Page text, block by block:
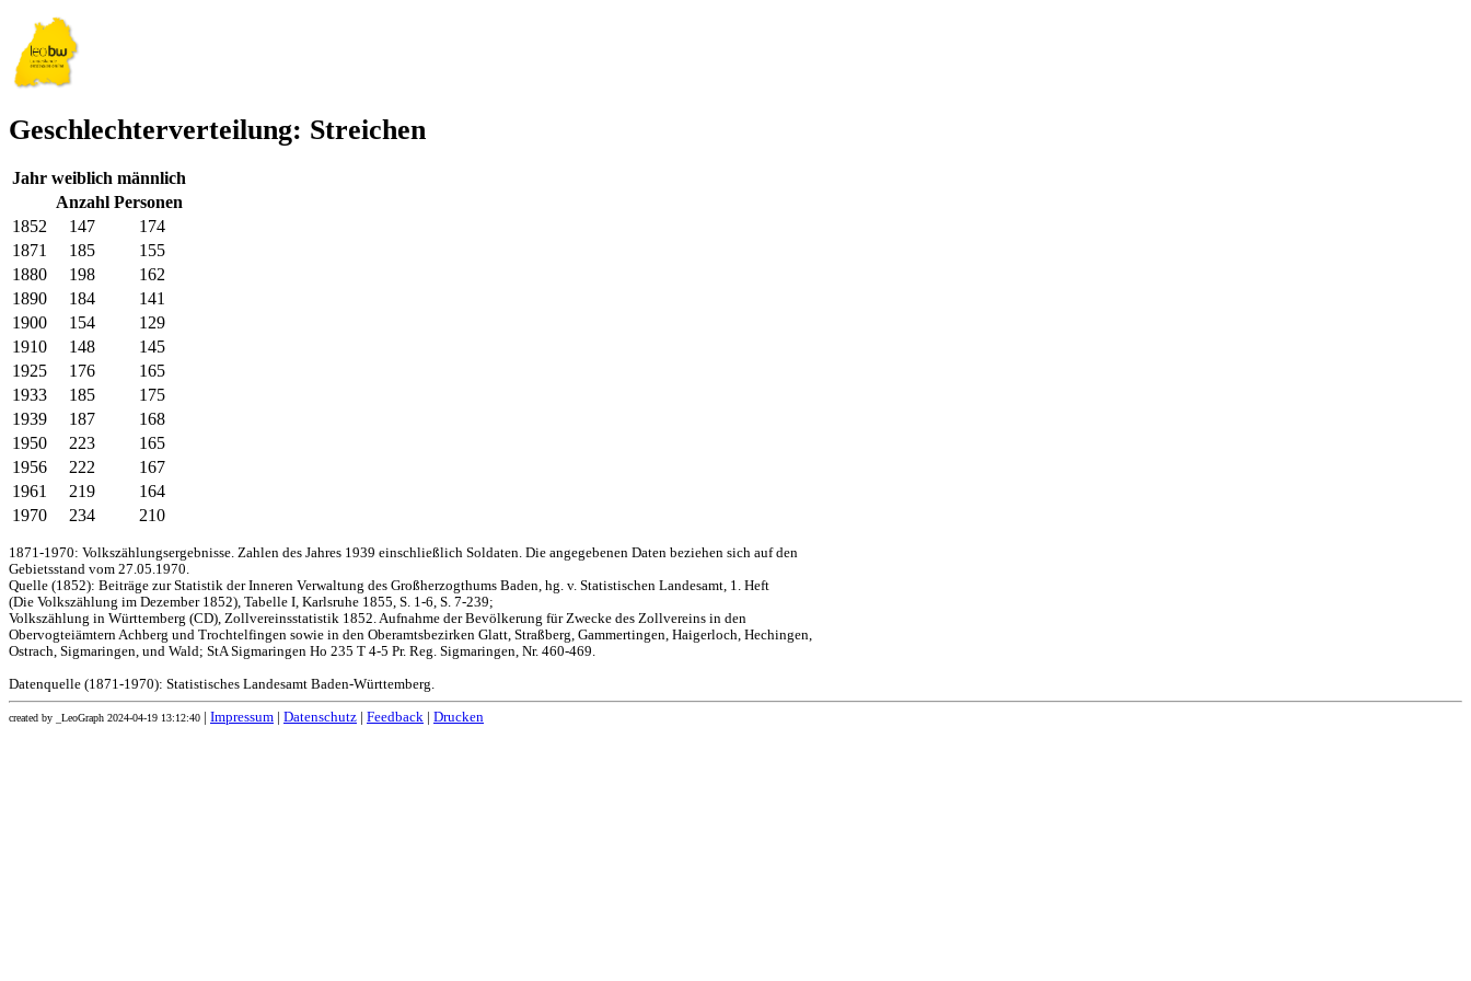
Geschlechterverteilung: Streichen
Jahr weiblich männlich
Anzahl Personen
1852
147
174
1871
185
155
1880
198
162
1890
184
141
1900
154
129
1910
148
145
1925
176
165
1933
185
175
1939
187
168
1950
223
165
1956
222
167
1961
219
164
1970
234 210
1871-1970: Volkszählungsergebnisse. Zahlen des Jahres 1939 einschließlich Soldaten. Die angegebenen Daten beziehen sich auf den
Gebietsstand vom 27.05.1970.
Quelle (1852): Beiträge zur Statistik der Inneren Verwaltung des Großherzogthums Baden, hg. v. Statistischen Landesamt, 1. Heft
(Die Volkszählung im Dezember 1852), Tabelle I, Karlsruhe 1855, S. 1-6, S. 7-239;
Volkszählung in Württemberg (CD), Zollvereinsstatistik 1852. Aufnahme der Bevölkerung für Zwecke des Zollvereins in den
Obervogteiämtern Achberg und Trochtelfingen sowie in den Oberamtsbezirken Glatt, Straßberg, Gammertingen, Haigerloch, Hechingen,
Ostrach, Sigmaringen, und Wald; StA Sigmaringen Ho 235 T 4-5 Pr. Reg. Sigmaringen, Nr. 460-469.
Datenquelle (1871-1970): Statistisches Landesamt Baden-Württemberg.
created by _LeoGraph 2024-04-19 13:12:40 Impressum Datenschutz Feedback Drucken